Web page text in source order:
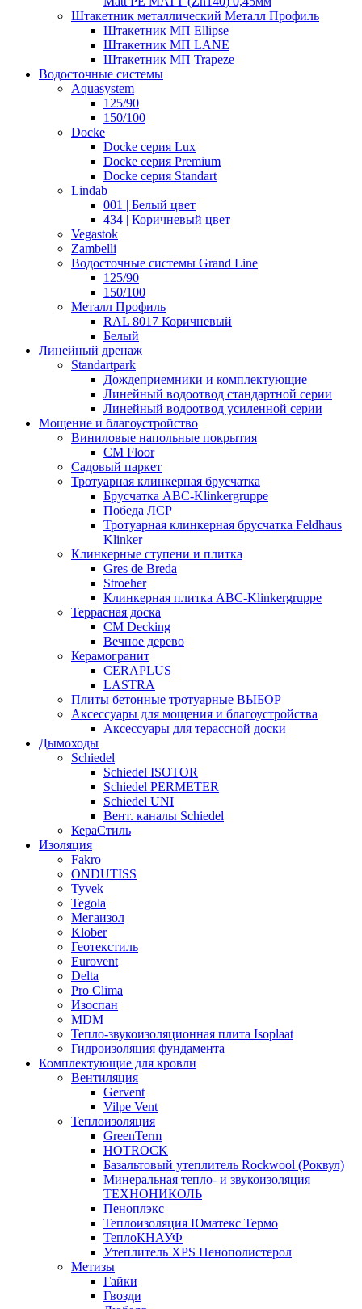
Штакетник металлический Металл Профиль
Штакетник МП Ellipse
Штакетник МП LANE
Штакетник МП Trapeze
Водосточные системы
Aquasystem
125/90
150/100
Docke
Docke серия Lux
Docke серия Premium
Docke серия Standart
Lindab
001 | Белый цвет
434 | Коричневый цвет
Vegastok
Zambelli
Водосточные системы Grand Line
125/90
150/100
Металл Профиль
RAL 8017 Коричневый
Белый
Линейный дренаж
Standartpark
Дождеприемники и комплектующие
Линейный водоотвод стандартной серии
Линейный водоотвод усиленной серии
Мощение и благоустройство
Виниловые напольные покрытия
CM Floor
Садовый паркет
Тротуарная клинкерная брусчатка
Брусчатка АВС-Klinkergruppe
Победа ЛСР
Тротуарная клинкерная брусчатка Feldhaus
Klinker
Клинкерные ступени и плитка
Gres de Breda
Stroeher
Клинкерная плитка ABC-Klinkergruppe
Террасная доска
CM Decking
Вечное дерево
Керамогранит
CERAPLUS
LASTRA
Плиты бетонные тротуарные ВЫБОР
Аксессуары для мощения и благоустройства
Аксессуары для терассной доски
Дымоходы
Schiedel
Schiedel ISOTOR
Schiedel PERMETER
Schiedel UNI
Вент. каналы Schiedel
КераСтиль
Изоляция
Fakro
ONDUTISS
Tyvek
Tegola
Мегаизол
Klober
Геотекстиль
Eurovent
Delta
Pro Clima
Изоспан
MDM
Тепло-звукоизоляционная плита Isoplaat
Гидроизоляция фундамента
Комплектующие для кровли
Вентиляция
Gervent
Vilpe Vent
Теплоизоляция
GreenTerm
HOTROCK
Базальтовый утеплитель Rockwool (Роквул)
Минеральная тепло- и звукоизоляция
ТЕХНОНИКОЛЬ
Пеноплэкс
Теплоизоляция Юматекс Термо
ТеплоКНАУФ
Утеплитель XPS Пенополистерол
Метизы
Гайки
Гвозди